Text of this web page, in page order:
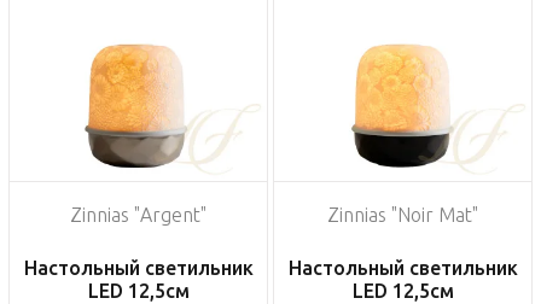
Zinnias "Argent"
Настольный светильник
LED 12,5см
Zinnias "Noir Mat"
Настольный светильник
LED 12,5см